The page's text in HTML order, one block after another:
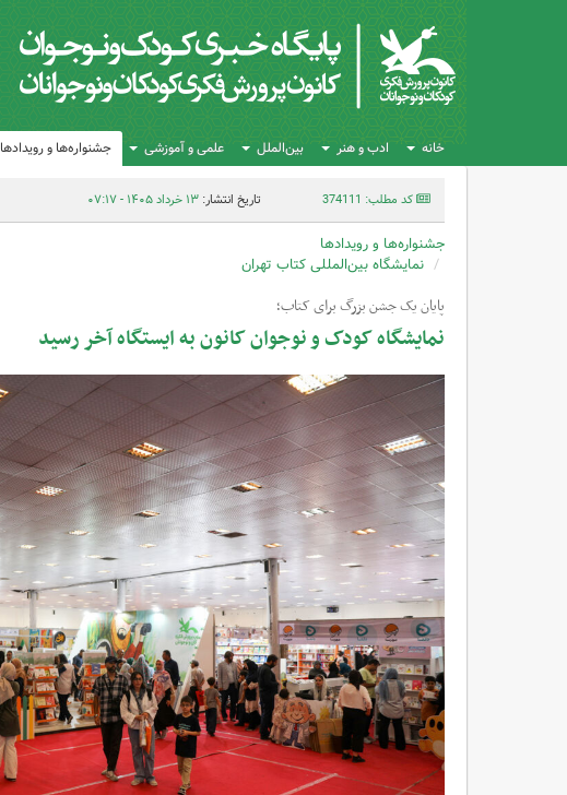
خانه ادب و هنر بین‌الملل علمی و آموزشی جشنواره‌ها و رویدادها
کد مطلب: 374111 تاریخ انتشار:۱۳ خرداد ۱۴۰۵ - ۰۷:۱۷
جشنواره‌ها و رویدادها
نمایشگاه بین‌المللی کتاب تهران
پایان یک جشن بزرگ برای کتاب؛
نمایشگاه کودک و نوجوان کانون به ایستگاه آخر رسید